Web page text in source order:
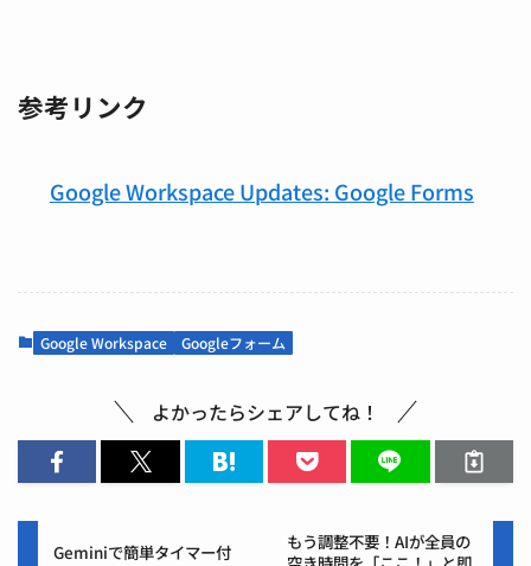
参考リンク
Google Workspace Updates: Google Forms
Google Workspace Googleフォーム
よかったらシェアしてね！
Geminiで簡単タイマー付
もう調整不要！AIが全員の